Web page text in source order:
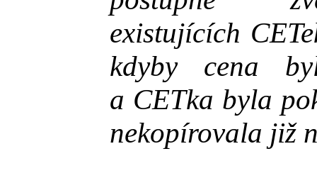
existujících
kdyby cena
a CETka byla
nekopírovala již